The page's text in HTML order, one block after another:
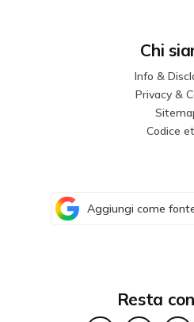
Chi
Info &
Privacy &
Codice
Aggiungi come
Resta